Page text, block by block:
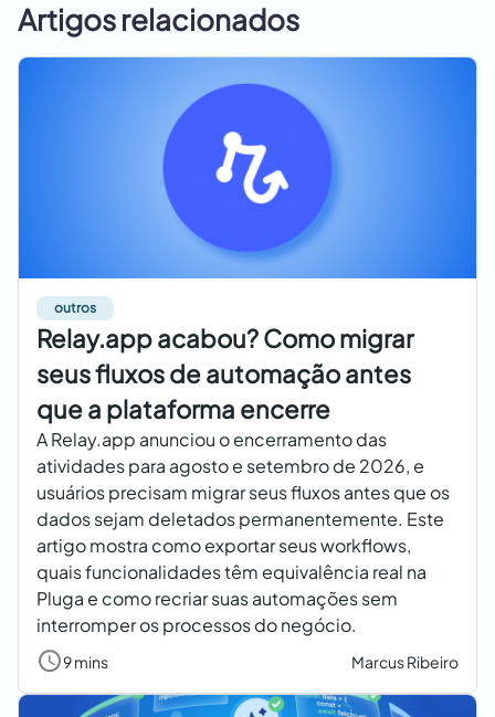
Artigos relacionados
outros
Relay.app acabou? Como migrar
seus fluxos de automação antes
que a plataforma encerre
A Relay.app anunciou o encerramento das
atividades para agosto e setembro de 2026, e
usuários precisam migrar seus fluxos antes que os
dados sejam deletados permanentemente. Este
artigo mostra como exportar seus workflows,
quais funcionalidades têm equivalência real na
Pluga e como recriar suas automações sem
interromper os processos do negócio.
9 mins Marcus Ribeiro